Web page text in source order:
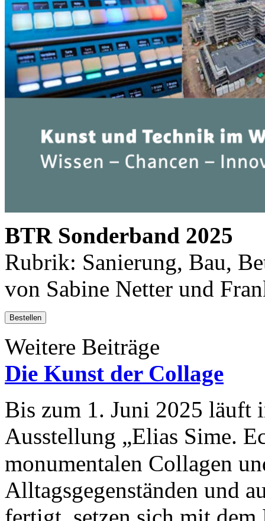
BTR Sonderband 2025
Rubrik: Sanierung, Bau,
von Sabine Netter und
Bestellen
Weitere Beiträge
Die Kunst der Collage
Bis zum 1. Juni 2025 läuft
Ausstellung „Elias Sime.
monumentalen Collagen
Alltagsgegenständen und